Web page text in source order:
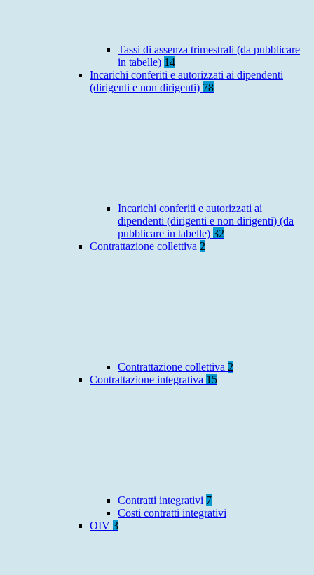
Tassi di assenza trimestrali (da pubblicare
in tabelle) 14
Incarichi conferiti e autorizzati ai dipendenti
(dirigenti e non dirigenti) 78
Incarichi conferiti e autorizzati ai
dipendenti (dirigenti e non dirigenti) (da
pubblicare in tabelle) 32
Contrattazione collettiva 2
Contrattazione collettiva 2
Contrattazione integrativa 15
Contratti integrativi 7
Costi contratti integrativi
OIV 3